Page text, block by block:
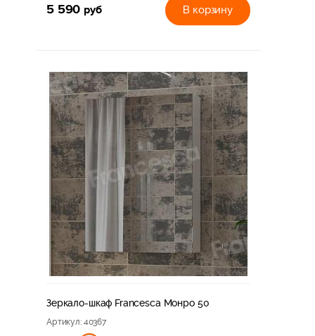
5 590 руб В корзину
Зеркало-шкаф Francesca Монро 50
Артикул: 40367